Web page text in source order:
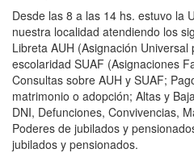
Desde las 8 a las 14 hs. estuvo la
nuestra localidad atendiendo los
Libreta AUH (Asignación
escolaridad SUAF (Asignaciones
Consultas sobre AUH y SUAF;
matrimonio o adopción; Altas y
DNI, Defunciones, Convivencias,
Poderes de jubilados y
jubilados y pensionados.